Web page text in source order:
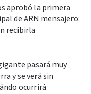
aprobó la primera
de ARN mensajero:
recibirla
pasará muy
y se verá sin
ocurrirá